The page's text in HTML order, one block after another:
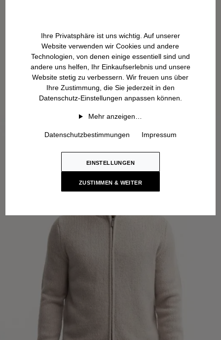
Ihre Privatsphäre ist uns wichtig. Auf unserer
Website verwenden wir Cookies und andere
Technologien, von denen einige essentiell sind und
andere uns helfen, Ihr Einkaufserlebnis und unsere
Website stetig zu verbessern. Wir freuen uns über
Ihre Zustimmung, die Sie jederzeit in den
Datenschutz-Einstellungen anpassen können.
Mehr anzeigen…
Datenschutzbestimmungen Impressum
EINSTELLUNGEN
ZUSTIMMEN & WEITER